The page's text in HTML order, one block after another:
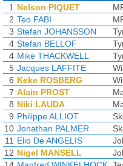
1 Nelson PIQUET
2 Teo FABI
3 Stefan JOHANSSON
4 Stefan BELLOF
4 Mike THACKWELL
5 Jacques LAFFITE
6 Keke ROSBERG
7 Alain PROST
8 Niki LAUDA
9 Philippe ALLIOT
10 Jonathan PALMER
11 Elio De ANGELIS
12 Nigel MANSELL